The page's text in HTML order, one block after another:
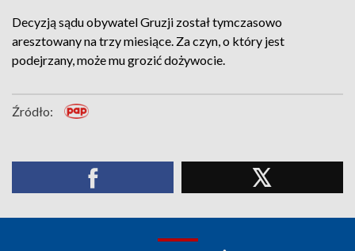
Decyzją sądu obywatel Gruzji został tymczasowo
aresztowany na trzy miesiące. Za czyn, o który jest
podejrzany, może mu grozić dożywocie.
Źródło: